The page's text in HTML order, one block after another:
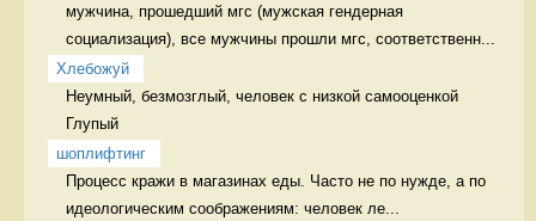
мужчина, прошедший мгс (мужская гендерная
социализация), все мужчины прошли мгс, соответственн...
Хлебожуй
Неумный, безмозглый, человек с низкой самооценкой
Глупый
шоплифтинг
Процесс кражи в магазинах еды. Часто не по нужде, а по
идеологическим соображениям: человек ле...